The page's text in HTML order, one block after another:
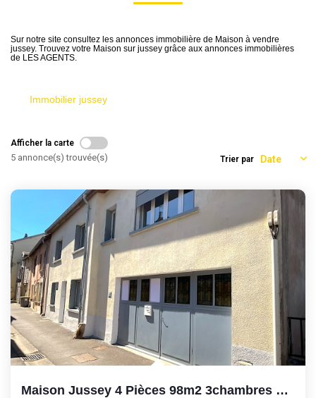
ESTIMATION
Créer une alerte
Sur notre site consultez les annonces immobilière de Maison à vendre
jussey. Trouvez votre Maison sur jussey grâce aux annonces immobilières
de LES AGENTS.
Immobilier jussey
Afficher la carte
5 annonce(s) trouvée(s) Trier par
Maison Jussey 4 Pièces 98m2 3chambres Garage